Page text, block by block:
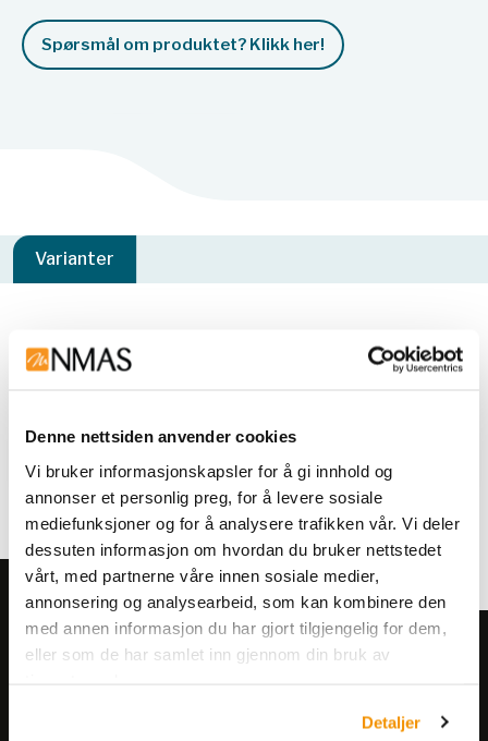
Denne nettsiden anvender cookies
Vi bruker informasjonskapsler for å gi innhold og
annonser et personlig preg, for å levere sosiale
mediefunksjoner og for å analysere trafikken vår. Vi deler
dessuten informasjon om hvordan du bruker nettstedet
vårt, med partnerne våre innen sosiale medier,
annonsering og analysearbeid, som kan kombinere den
med annen informasjon du har gjort tilgjengelig for dem,
eller som de har samlet inn gjennom din bruk av
Detaljer
Spørsmål om produktet? Klikk her!
Varianter
Varianter
Meld deg på vårt nyhetsbrev!